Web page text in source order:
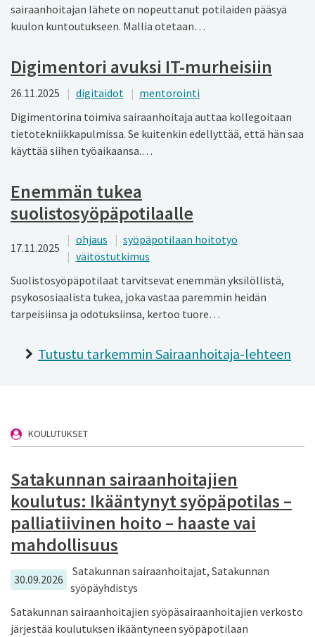
sairaanhoitajan lähete on nopeuttanut potilaiden pääsyä
kuulon kuntoutukseen. Mallia otetaan…
Digimentori avuksi IT-murheisiin
26.11.2025 digitaidot
mentorointi
Digimentorina toimiva sairaanhoitaja auttaa kollegoitaan
tietotekniikka­pulmissa. Se kuitenkin edellyttää, että hän saa
käyttää siihen työaikaansa.…
Enemmän tukea
suolistosyöpäpotilaalle
17.11.2025
ohjaus
syöpäpotilaan hoitotyö
väitöstutkimus
Suolistosyöpäpotilaat tarvitsevat enemmän yksilöllistä,
psykososiaalista tukea, joka vastaa paremmin heidän
tarpeisiinsa ja odotuksiinsa, kertoo tuore…
Tutustu tarkemmin Sairaanhoitaja-lehteen
KOULUTUKSET
Satakunnan sairaanhoitajien
koulutus: Ikääntynyt syöpäpotilas –
palliatiivinen hoito – haaste vai
mahdollisuus
30.09.2026
Satakunnan sairaanhoitajat, Satakunnan
syöpäyhdistys
Satakunnan sairaanhoitajien syöpäsairaanhoitajien verkosto
järjestää koulutuksen ikääntyneen syöpäpotilaan